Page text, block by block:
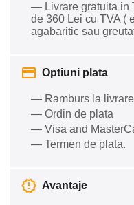
— Livrare gratuita in
de 360 Lei cu TVA (
agabaritic sau
Optiuni plata
— Ramburs la livrare
— Ordin de plata
— Visa and
— Termen de plata.
Avantaje